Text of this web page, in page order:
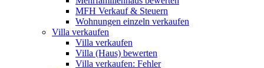
MFH Verkauf & Steuern
Wohnungen einzeln verkaufen
Villa verkaufen
Villa verkaufen
Villa (Haus) bewerten
Villa verkaufen: Fehler